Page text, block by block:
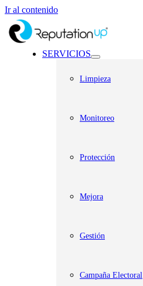
Ir al contenido
SERVICIOS
Limpieza
Monitoreo
Protección
Mejora
Gestión
Campaña Electoral